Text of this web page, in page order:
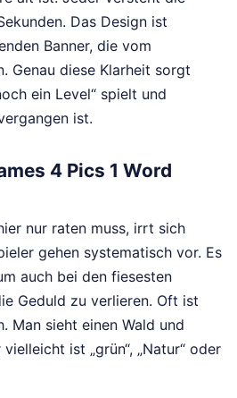
Das Design ist
Banner, die vom
Genau diese Klarheit sorgt
ein Level“ spielt und
ist.
4 Pics 1 Word
nur raten muss, irrt sich
gehen systematisch vor. Es
auch bei den fiesesten
Geduld zu verlieren. Oft ist
Man sieht einen Wald und
ist „grün“, „Natur“ oder